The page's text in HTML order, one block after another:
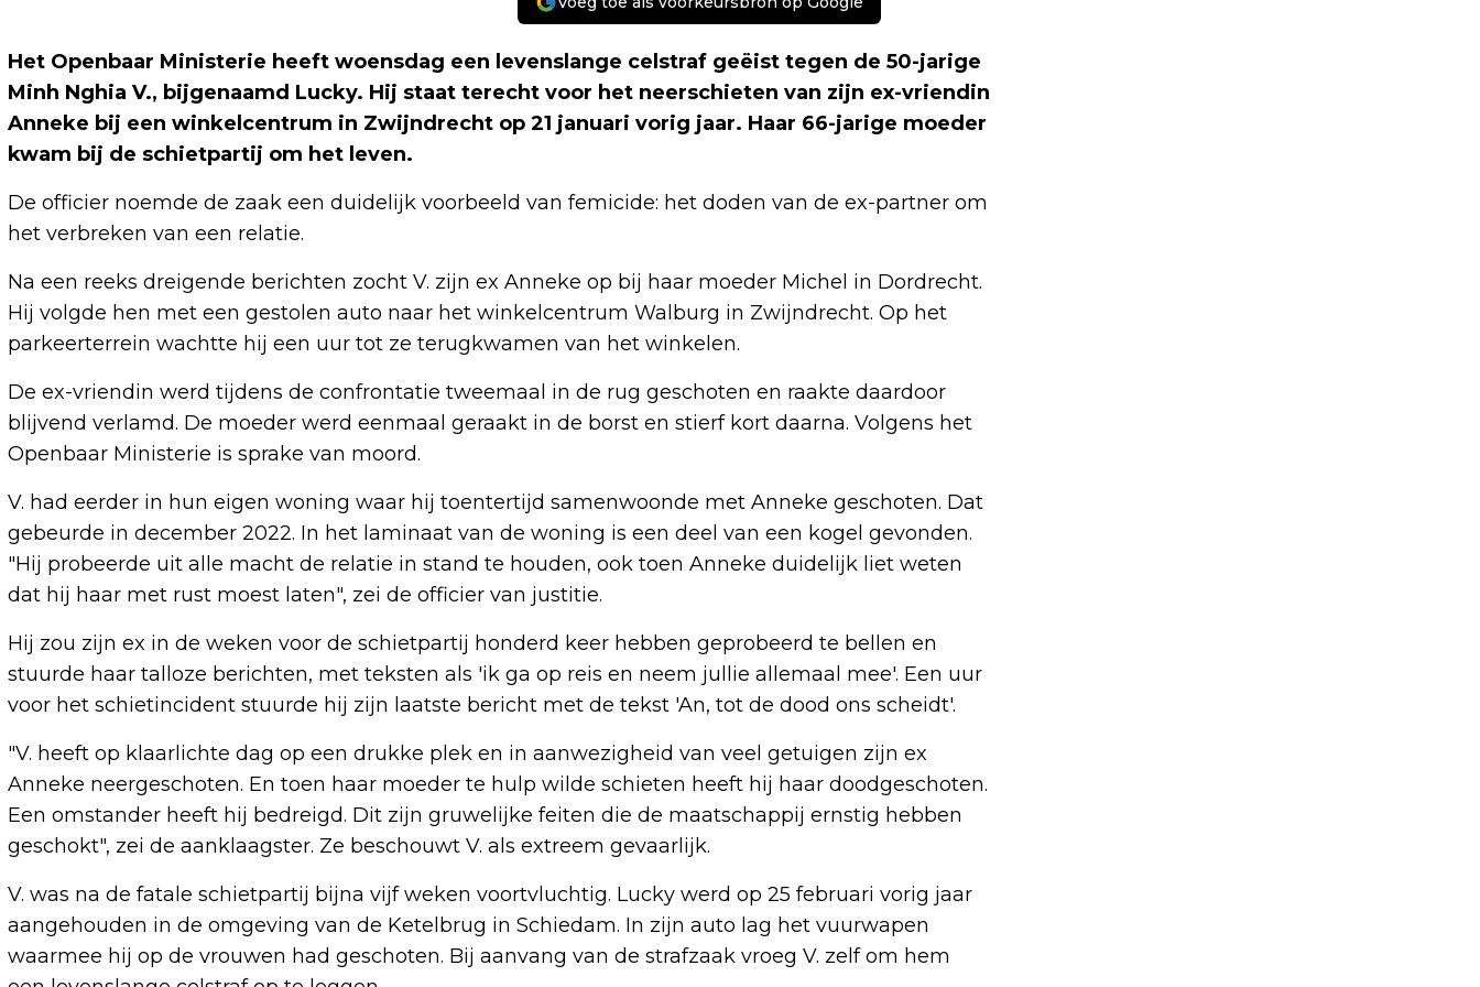
Het Openbaar Ministerie heeft woensdag een levenslange celstraf geëist tegen de 50-jarige
Minh Nghia V., bijgenaamd Lucky. Hij staat terecht voor het neerschieten van zijn ex-vriendin
Anneke bij een winkelcentrum in Zwijndrecht op 21 januari vorig jaar. Haar 66-jarige moeder
kwam bij de schietpartij om het leven.
De officier noemde de zaak een duidelijk voorbeeld van femicide: het doden van de ex-partner om
het verbreken van een relatie.
Na een reeks dreigende berichten zocht V. zijn ex Anneke op bij haar moeder Michel in Dordrecht.
Hij volgde hen met een gestolen auto naar het winkelcentrum Walburg in Zwijndrecht. Op het
parkeerterrein wachtte hij een uur tot ze terugkwamen van het winkelen.
De ex-vriendin werd tijdens de confrontatie tweemaal in de rug geschoten en raakte daardoor
blijvend verlamd. De moeder werd eenmaal geraakt in de borst en stierf kort daarna. Volgens het
Openbaar Ministerie is sprake van moord.
V. had eerder in hun eigen woning waar hij toentertijd samenwoonde met Anneke geschoten. Dat
gebeurde in december 2022. In het laminaat van de woning is een deel van een kogel gevonden.
"Hij probeerde uit alle macht de relatie in stand te houden, ook toen Anneke duidelijk liet weten
dat hij haar met rust moest laten", zei de officier van justitie.
Hij zou zijn ex in de weken voor de schietpartij honderd keer hebben geprobeerd te bellen en
stuurde haar talloze berichten, met teksten als 'ik ga op reis en neem jullie allemaal mee'. Een uur
voor het schietincident stuurde hij zijn laatste bericht met de tekst 'An, tot de dood ons scheidt'.
"V. heeft op klaarlichte dag op een drukke plek en in aanwezigheid van veel getuigen zijn ex
Anneke neergeschoten. En toen haar moeder te hulp wilde schieten heeft hij haar doodgeschoten.
Een omstander heeft hij bedreigd. Dit zijn gruwelijke feiten die de maatschappij ernstig hebben
geschokt", zei de aanklaagster. Ze beschouwt V. als extreem gevaarlijk.
V. was na de fatale schietpartij bijna vijf weken voortvluchtig. Lucky werd op 25 februari vorig jaar
aangehouden in de omgeving van de Ketelbrug in Schiedam. In zijn auto lag het vuurwapen
waarmee hij op de vrouwen had geschoten. Bij aanvang van de strafzaak vroeg V. zelf om hem